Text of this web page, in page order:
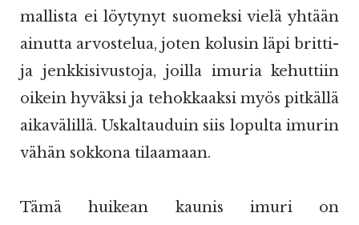
mallista ei löytynyt suomeksi vielä yhtään
ainutta arvostelua, joten kolusin läpi britti-
ja jenkkisivustoja, joilla imuria kehuttiin
oikein hyväksi ja tehokkaaksi myös pitkällä
aikavälillä. Uskaltauduin siis lopulta imurin
vähän sokkona tilaamaan.
Tämä huikean kaunis imuri on